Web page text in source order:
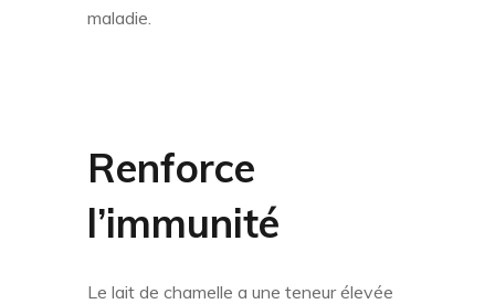
maladie.
Renforce
l’immunité
Le lait de chamelle a une teneur élevée